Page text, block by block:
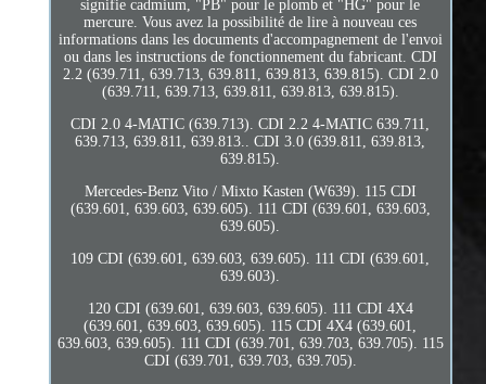
signifie cadmium, "PB" pour le plomb et "HG" pour le
mercure. Vous avez la possibilité de lire à nouveau ces
informations dans les documents d'accompagnement de l'envoi
ou dans les instructions de fonctionnement du fabricant. CDI
2.2 (639.711, 639.713, 639.811, 639.813, 639.815). CDI 2.0
(639.711, 639.713, 639.811, 639.813, 639.815).
CDI 2.0 4-MATIC (639.713). CDI 2.2 4-MATIC 639.711,
639.713, 639.811, 639.813.. CDI 3.0 (639.811, 639.813,
639.815).
Mercedes-Benz Vito / Mixto Kasten (W639). 115 CDI
(639.601, 639.603, 639.605). 111 CDI (639.601, 639.603,
639.605).
109 CDI (639.601, 639.603, 639.605). 111 CDI (639.601,
639.603).
120 CDI (639.601, 639.603, 639.605). 111 CDI 4X4
(639.601, 639.603, 639.605). 115 CDI 4X4 (639.601,
639.603, 639.605). 111 CDI (639.701, 639.703, 639.705). 115
CDI (639.701, 639.703, 639.705).